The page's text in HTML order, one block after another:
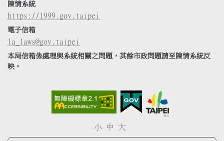
陳情系統
https://1999.gov.taipei
電子信箱
la_laws@gov.taipei
本局信箱係處理與系統相關之問題，其餘市政問題請至陳情系統反
映。
小 中 大